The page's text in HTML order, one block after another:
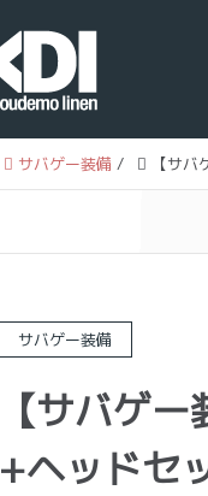
サバゲー装備 / 【サ
サバゲー装備
【サバゲ
+ヘッドセ